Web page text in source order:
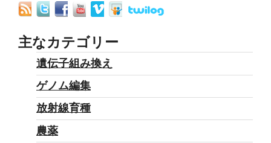
り
主なカテゴリー
遺伝子組み換え
ゲノム編集
放射線育種
農薬